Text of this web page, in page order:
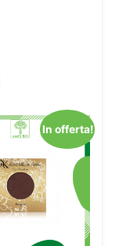
In offerta!